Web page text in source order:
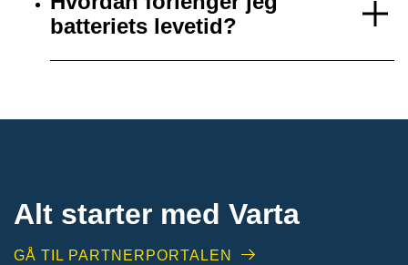
batteriets levetid?
Alt starter med Varta
GÅ TIL PARTNERPORTALEN